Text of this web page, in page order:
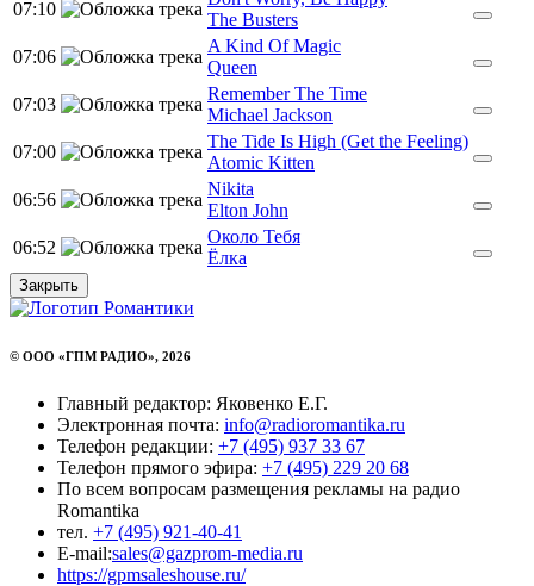
07:10
The Busters
07:06
A Kind Of Magic
Queen
07:03
Remember The Time
Michael Jackson
07:00
The Tide Is High (Get the Feeling)
Atomic Kitten
06:56
Nikita
Elton John
06:52
Около Тебя
Ёлка
Закрыть
© ООО «ГПМ РАДИО», 2026
Главный редактор: Яковенко Е.Г.
Электронная почта: info@radioromantika.ru
Телефон редакции: +7 (495) 937 33 67
Телефон прямого эфира: +7 (495) 229 20 68
По всем вопросам размещения рекламы на радио
Romantika
тел. +7 (495) 921-40-41
E-mail:sales@gazprom-media.ru
https://gpmsaleshouse.ru/